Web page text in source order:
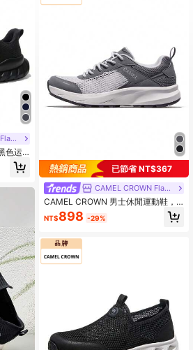
追蹤者
CAMEL CROWN Flagship Store
色运
底舒
已節省 NT$367
CAMEL CROWN Flagship Store
CAMEL CROWN 男士休閒運動鞋，
透氣網面戶外學生跳繩輕量緩震跑步
運動鞋
NT$898 -29%